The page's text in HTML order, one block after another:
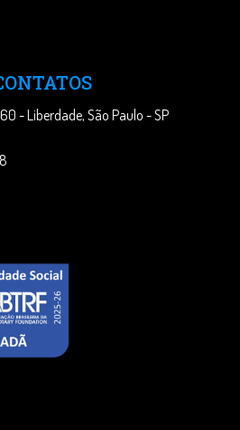
- Liberdade, São Paulo - SP